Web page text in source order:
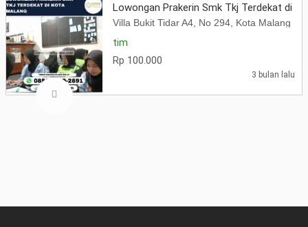
Lowongan Prakerin Smk Tkj Terdekat di
Villa Bukit Tidar A4, No 294, Kota Malang
tim
Rp 100.000
3 bulan lalu